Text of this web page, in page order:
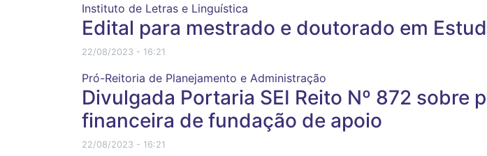
Instituto de Letras e Linguística
Edital para mestrado e doutorado em
22/08/2023 - 16:21
Pró-Reitoria de Planejamento e Administração
Divulgada Portaria SEI Reito Nº 872
financeira de fundação de apoio
22/08/2023 - 16:21